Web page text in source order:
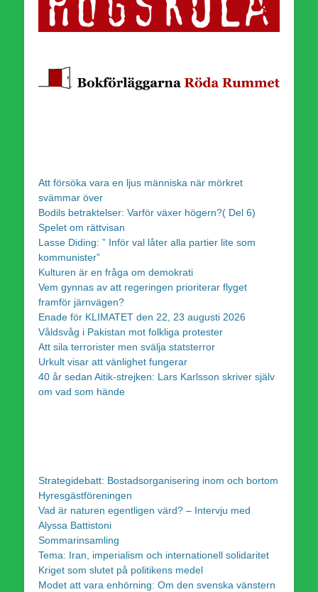
Att försöka vara en ljus människa när mörkret
svämmar över
Bodils betraktelser: Varför växer högern?( Del 6)
Spelet om rättvisan
Lasse Diding: ” Inför val låter alla partier lite som
kommunister”
Kulturen är en fråga om demokrati
Vem gynnas av att regeringen prioriterar flyget
framför järnvägen?
Enade för KLIMATET den 22, 23 augusti 2026
Våldsvåg i Pakistan mot folkliga protester
Att sila terrorister men svälja statsterror
Urkult visar att vänlighet fungerar
40 år sedan Aitik-strejken: Lars Karlsson skriver själv
om vad som hände
Strategidebatt: Bostadsorganisering inom och bortom
Hyresgästföreningen
Vad är naturen egentligen värd? – Intervju med
Alyssa Battistoni
Sommarinsamling
Tema: Iran, imperialism och internationell solidaritet
Kriget som slutet på politikens medel
Modet att vara enhörning: Om den svenska vänstern